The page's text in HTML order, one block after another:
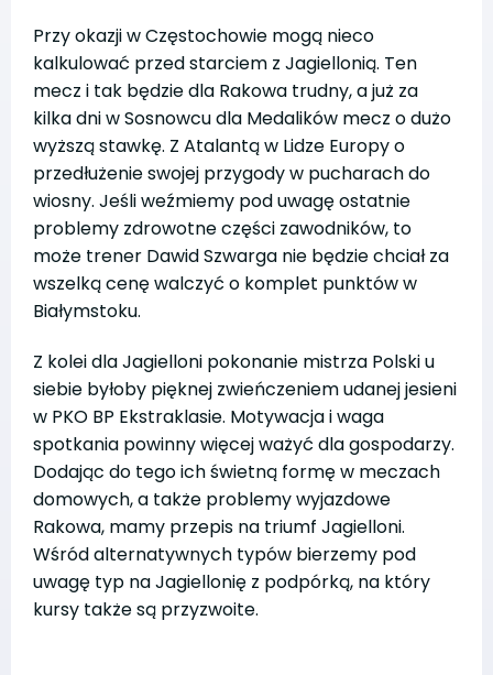
Przy okazji w Częstochowie mogą nieco
kalkulować przed starciem z Jagiellonią. Ten
mecz i tak będzie dla Rakowa trudny, a już za
kilka dni w Sosnowcu dla Medalików mecz o dużo
wyższą stawkę. Z Atalantą w Lidze Europy o
przedłużenie swojej przygody w pucharach do
wiosny. Jeśli weźmiemy pod uwagę ostatnie
problemy zdrowotne części zawodników, to
może trener Dawid Szwarga nie będzie chciał za
wszelką cenę walczyć o komplet punktów w
Białymstoku.
Z kolei dla Jagielloni pokonanie mistrza Polski u
siebie byłoby pięknej zwieńczeniem udanej jesieni
w PKO BP Ekstraklasie. Motywacja i waga
spotkania powinny więcej ważyć dla gospodarzy.
Dodając do tego ich świetną formę w meczach
domowych, a także problemy wyjazdowe
Rakowa, mamy przepis na triumf Jagielloni.
Wśród alternatywnych typów bierzemy pod
uwagę typ na Jagiellonię z podpórką, na który
kursy także są przyzwoite.